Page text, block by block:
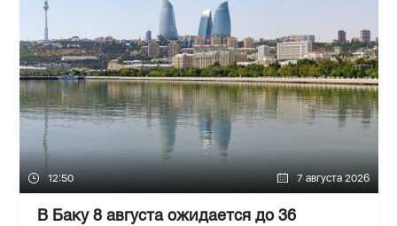
12:50 7 августа 2026
В Баку 8 августа ожидается до 36